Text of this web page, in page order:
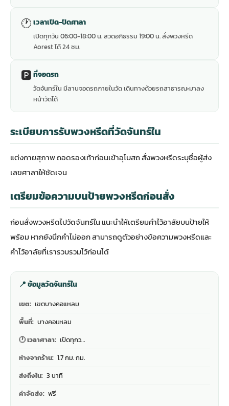
🕐 เวลาเปิด-ปิดศาลา
เปิดทุกวัน 06:00-18:00 น. สวดอภิธรรม 19:00 น. สั่งพวงหรีด
Aorest ได้ 24 ชม.
🅿️ ที่จอดรถ
วัดจันทร์ใน มีลานจอดรถภายในวัด เดินทางด้วยรถสาธารณะมาลง
หน้าวัดได้
ระเบียบการรับพวงหรีดที่วัดจันทร์ใน
แต่งกายสุภาพ ถอดรองเท้าก่อนเข้าอุโบสถ สั่งพวงหรีดระบุชื่อผู้ส่ง
เลขศาลาให้ชัดเจน
เตรียมข้อความบนป้ายพวงหรีดก่อนสั่ง
ก่อนสั่งพวงหรีดไปวัดจันทร์ใน แนะนำให้เตรียมคำไว้อาลัยบนป้ายให้
พร้อม หากยังนึกคำไม่ออก สามารถดูตัวอย่างข้อความพวงหรีดและ
คำไว้อาลัยที่เรารวบรวมไว้ก่อนได้
📍 ข้อมูลวัดจันทร์ใน
เขต: เขตบางคอแหลม
พื้นที่: บางคอแหลม
🕐 เวลาศาลา: เปิดทุกว…
ห่างจากร้าน: 1.7 กม. กม.
ส่งถึงใน: 3 นาที
ค่าจัดส่ง: ฟรี